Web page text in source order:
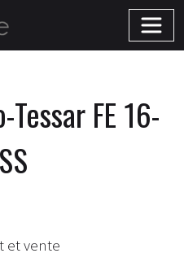
FE 16-
et vente